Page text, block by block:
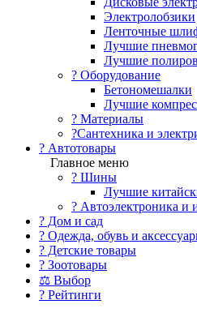
Электролобзики
Ленточные
Лучшие
Лучшие
?️ Оборудование
Бетономешалки
Лучшие
? Материалы
?Сантехника и
? Автотовары
Главное меню
? Шины
Лучшие
? Автоэлектроника и
? Дом и сад
? Одежда, обувь и
? Детские товары
? Зоотовары
⚖ Выбор
? Рейтинги